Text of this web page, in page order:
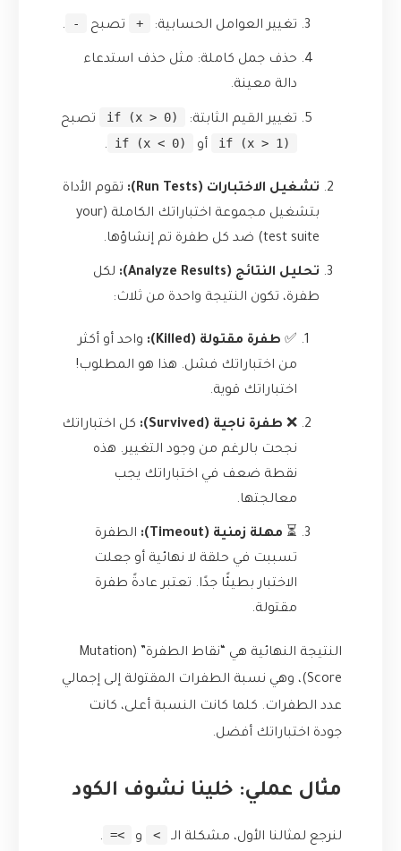
تغيير العوامل الحسابية: + تصبح -
.
حذف جمل كاملة: مثل حذف استدعاء
دالة معينة.
تغيير القيم الثابتة: if (x > 0)
تصبح
if (x > 1)
أو if (x < 0)
.
تشغيل الاختبارات (Run Tests):
تقوم الأداة
بتشغيل مجموعة اختباراتك الكاملة (your
test suite) ضد كل طفرة تم إنشاؤها.
تحليل النتائج (Analyze Results):
لكل
طفرة، تكون النتيجة واحدة من ثلاث:
✅ طفرة مقتولة (Killed):
واحد أو أكثر
من اختباراتك فشل. هذا هو المطلوب!
اختباراتك قوية.
❌ طفرة ناجية (Survived):
كل اختباراتك
نجحت بالرغم من وجود التغيير. هذه
نقطة ضعف في اختباراتك يجب
معالجتها.
⏳ مهلة زمنية (Timeout):
الطفرة
تسببت في حلقة لا نهائية أو جعلت
الاختبار بطيئًا جدًا. تعتبر عادةً طفرة
مقتولة.
النتيجة النهائية هي “نقاط الطفرة” (Mutation
Score)، وهي نسبة الطفرات المقتولة إلى إجمالي
عدد الطفرات. كلما كانت النسبة أعلى، كانت
جودة اختباراتك أفضل.
مثال عملي: خلينا نشوف الكود
لنرجع لمثالنا الأول، مشكلة الـ > و >=
.